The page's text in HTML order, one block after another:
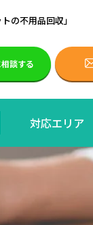
の不用品回収」
談する
対応エリア